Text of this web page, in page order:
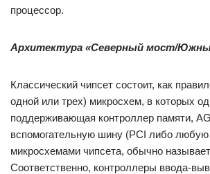
процессор.
Архитектура «Северный мост/
Классический чипсет состоит, как
од­ной или трех) микросхем, в которых
поддерживающая кон­троллер памяти,
вспомогательную шину (PCI либо
микросхемами чипсета, обычно
Соответственно, контроллеры ввода-